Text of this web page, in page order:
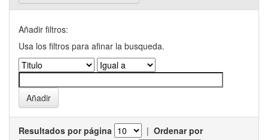
Añadir filtros:
Usa los filtros para afinar la busqueda.
Resultados por página | Ordenar por